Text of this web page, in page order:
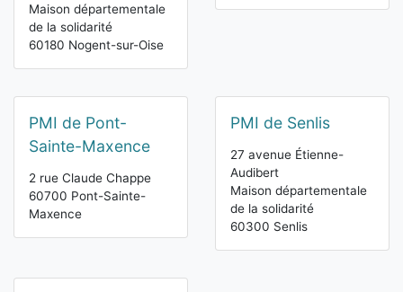
Maison départementale
de la solidarité
60180 Nogent-sur-Oise
PMI de Pont-
Sainte-Maxence
2 rue Claude Chappe
60700 Pont-Sainte-
Maxence
PMI de Senlis
27 avenue Étienne-
Audibert
Maison départementale
de la solidarité
60300 Senlis